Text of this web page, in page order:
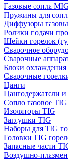
Газовые сопла
Пружины для
Диффузоры
Ролики подачи
Шейки горелок
Сварочное
Сварочные
Блоки охлаждения
Сварочные
Цанги
Цангодержатели и
Сопло газовое TIG
Изоляторы TIG
Заглушки TIG
Наборы для TIG
Головки TIG
Запасные части
Воздушно-